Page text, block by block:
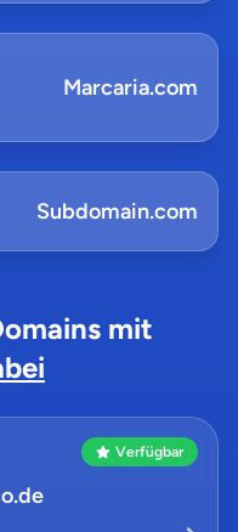
Marcaria.com
Subdomain.com
mit
Verfügbar